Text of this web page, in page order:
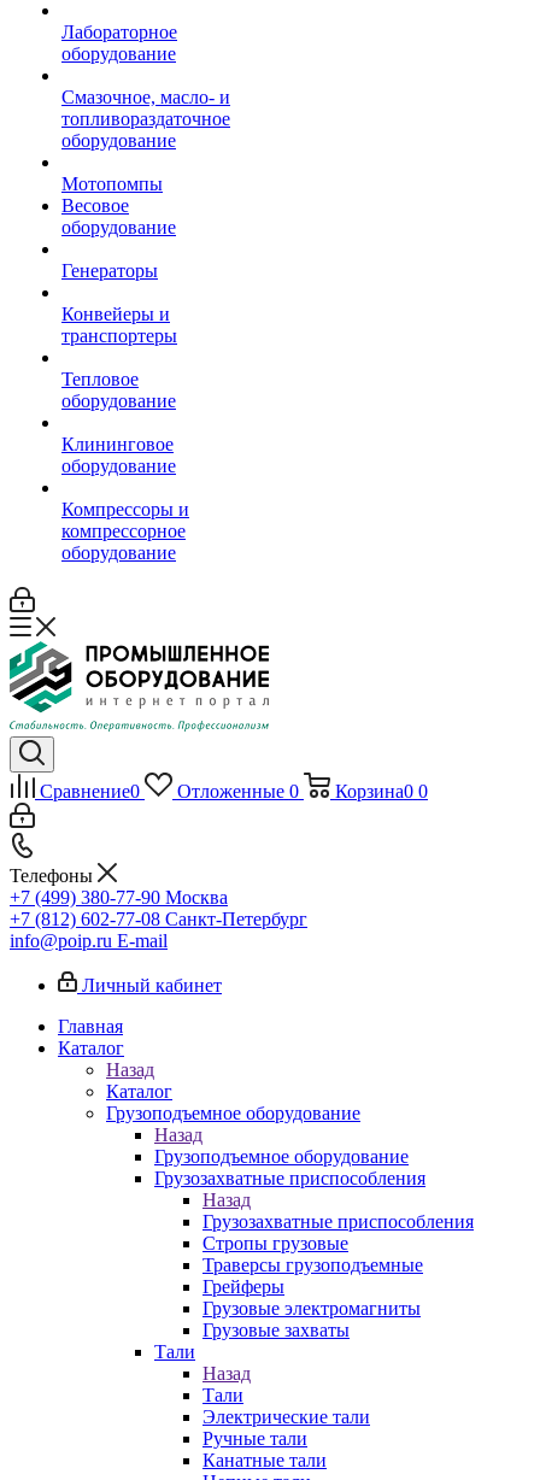
Лабораторное
оборудование
Смазочное, масло- и
топливораздаточное
оборудование
Мотопомпы
Весовое
оборудование
Генераторы
Конвейеры и
транспортеры
Тепловое
оборудование
Клининговое
оборудование
Компрессоры и
компрессорное
оборудование
Сравнение0 Отложенные 0 Корзина0 0
Телефоны
+7 (499) 380-77-90 Москва
+7 (812) 602-77-08 Санкт-Петербург
info@poip.ru E-mail
Личный кабинет
Главная
Каталог
Назад
Каталог
Грузоподъемное оборудование
Назад
Грузоподъемное оборудование
Грузозахватные приспособления
Назад
Грузозахватные приспособления
Стропы грузовые
Траверсы грузоподъемные
Грейферы
Грузовые электромагниты
Грузовые захваты
Тали
Назад
Тали
Электрические тали
Ручные тали
Канатные тали